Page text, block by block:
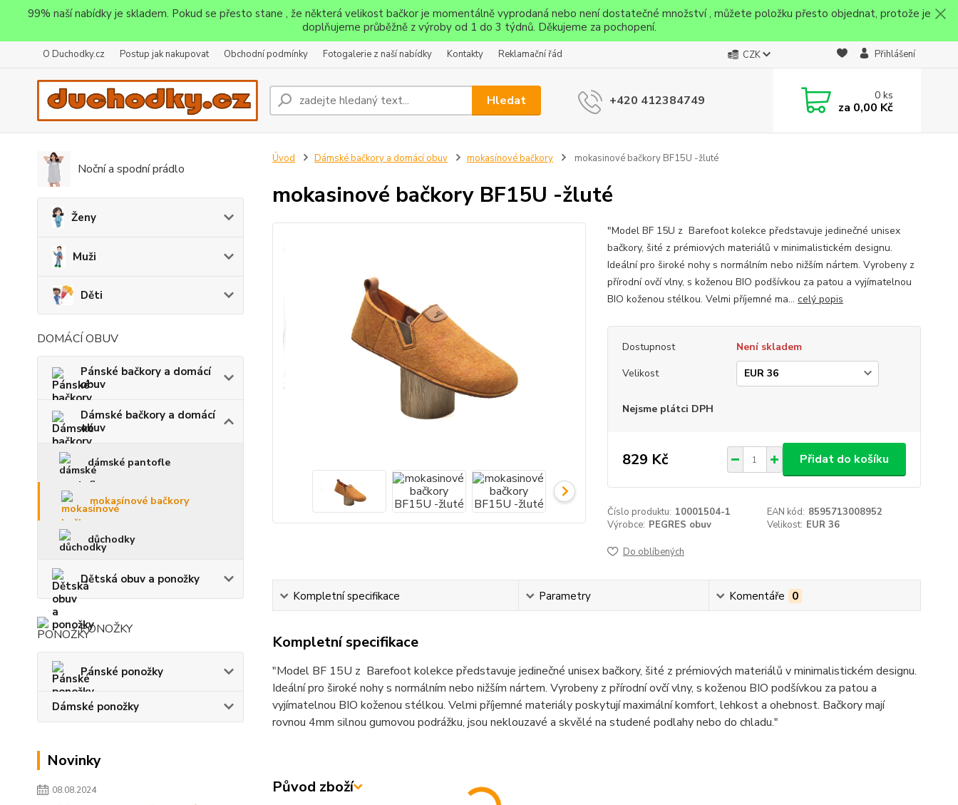
99% naší nabídky je skladem. Pokud se přesto stane , že některá velikost bačkor je momentálně vyprodaná nebo není dostatečné množství , můžete položku přesto objednat, protože je
doplňujeme průběžně z výroby od 1 do 3 týdnů. Děkujeme za pochopení.
O Duchodky.cz Postup jak nakupovat Obchodní podmínky Fotogalerie z naší nabídky Kontakty Reklamační řád CZK Přihlášení
Hledat +420 412384749 0ks
za 0,00 Kč
Noční a spodní prádlo
Ženy
Muži
Děti
DOMÁCÍ OBUV
Pánské bačkory a domácí
obuv
Dámské bačkory a domácí
obuv
dámské pantofle
mokasínové bačkory
důchodky
Dětská obuv a ponožky
PONOŽKY
Pánské ponožky
Dámské ponožky
Novinky
08.08.2024
Úvod Dámské bačkory a domácí obuv mokasínové bačkory mokasinové bačkory BF15U -žluté
mokasinové bačkory BF15U -žluté
"Model BF 15U z Barefoot kolekce představuje jedinečné unisex
bačkory, šité z prémiových materiálů v minimalistickém designu.
Ideální pro široké nohy s normálním nebo nižším nártem. Vyrobeny z
přírodní ovčí vlny, s koženou BIO podšívkou za patou a vyjímatelnou
BIO koženou stélkou. Velmi příjemné ma... celý popis
Dostupnost
Není skladem
Velikost
Nejsme plátci DPH
829 Kč Přidat do košíku
Číslo produktu: 10001504-1 EAN kód: 8595713008952
Výrobce: PEGRES obuv Velikost: EUR 36
Do oblíbených
Kompletní specifikace Parametry Komentáře 0
Kompletní specifikace
"Model BF 15U z Barefoot kolekce představuje jedinečné unisex bačkory, šité z prémiových materiálů v minimalistickém designu.
Ideální pro široké nohy s normálním nebo nižším nártem. Vyrobeny z přírodní ovčí vlny, s koženou BIO podšívkou za patou a
vyjímatelnou BIO koženou stélkou. Velmi příjemné materiály poskytují maximální komfort, lehkost a ohebnost. Bačkory mají
rovnou 4mm silnou gumovou podrážku, jsou neklouzavé a skvělé na studené podlahy nebo do chladu."
Původ zboží